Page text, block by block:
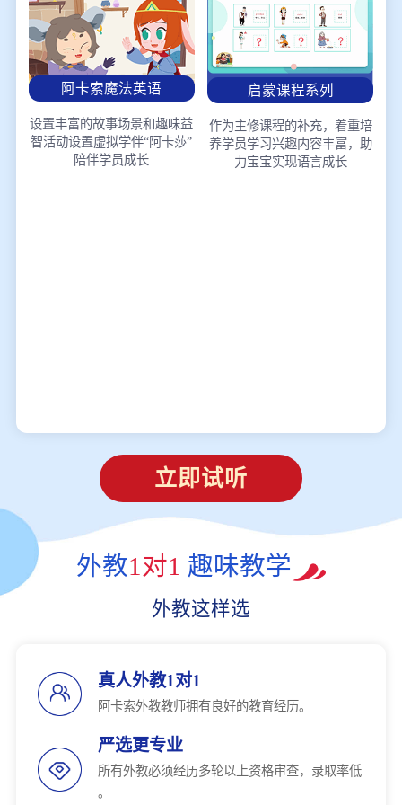
阿卡索魔法英语
设置丰富的故事场景和趣味益
智活动设置虚拟学伴“阿卡莎”
陪伴学员成长
启蒙课程系列
作为主修课程的补充，着重培
养学员学习兴趣内容丰富，助
力宝宝实现语言成长
立即试听
外教1对1 趣味教学
外教这样选
真人外教1对1
阿卡索外教教师拥有良好的教育经历。
严选更专业
所有外教必须经历多轮以上资格审查，录取率低
。